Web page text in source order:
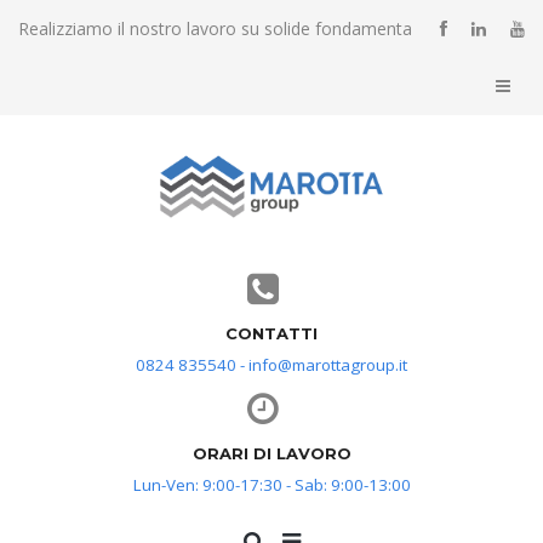
Realizziamo il nostro lavoro su solide fondamenta
CONTATTI
0824 835540 - info@marottagroup.it
ORARI DI LAVORO
Lun-Ven: 9:00-17:30 - Sab: 9:00-13:00